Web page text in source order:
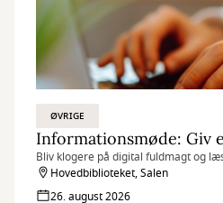
ØVRIGE
Bliv klogere på digital fuldmagt og
Hovedbiblioteket, Salen
26. august 2026